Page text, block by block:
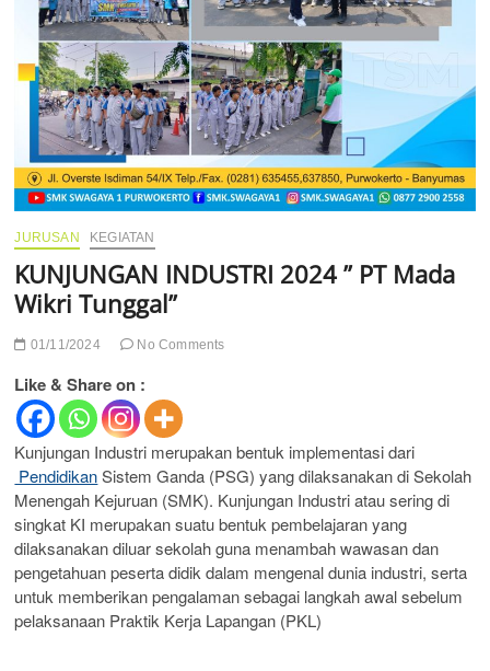
JURUSAN KEGIATAN
KUNJUNGAN INDUSTRI 2024 ” PT Mada
Wikri Tunggal”
01/11/2024 No Comments
Like & Share on :
Kunjungan Industri merupakan bentuk implementasi dari
PendidikanSistem Ganda (PSG) yang dilaksanakan di Sekolah
Menengah Kejuruan (SMK). Kunjungan Industri atau sering di
singkat KI merupakan suatu bentuk pembelajaran yang
dilaksanakan diluar sekolah guna menambah wawasan dan
pengetahuan peserta didik dalam mengenal dunia industri, serta
untuk memberikan pengalaman sebagai langkah awal sebelum
pelaksanaan Praktik Kerja Lapangan (PKL)